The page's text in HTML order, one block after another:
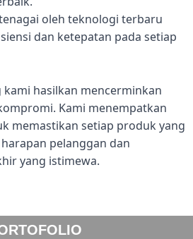
oleh teknologi terbaru
dan ketepatan pada setiap
hasilkan mencerminkan
Kami menempatkan
memastikan setiap produk yang
pelanggan dan
yang istimewa.